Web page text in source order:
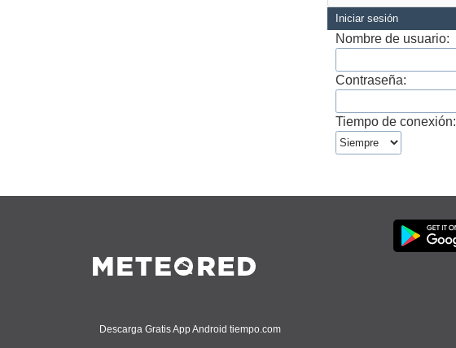
Iniciar sesión
Nombre de usuario:
Contraseña:
Tiempo de conexión:
Descarga Gratis App Android tiempo.com